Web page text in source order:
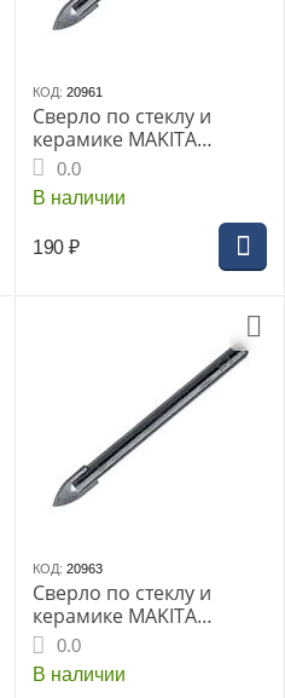
КОД: 20961
Сверло по стеклу и
керамике MAKITA
4х65мм ц.хв конус (D-
25127)
0.0
В наличии
190 ₽
КОД: 20963
Сверло по стеклу и
керамике MAKITA
6х65мм (D-25149)
0.0
В наличии